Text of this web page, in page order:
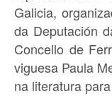
Galicia,
da Deputación
Concello de
viguesa Paula
na literatura